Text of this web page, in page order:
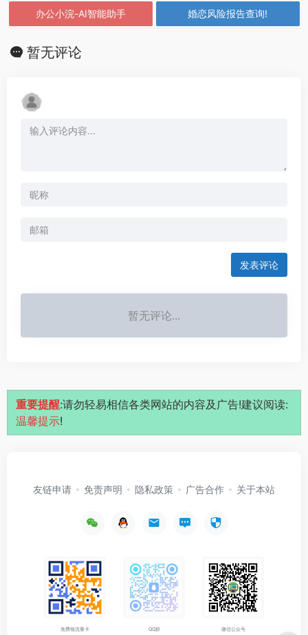
办公小浣-AI智能助手 婚恋风险报告查询!
暂无评论
发表评论
暂无评论...
重要提醒:请勿轻易相信各类网站的内容及广告!建议阅读:
温馨提示!
友链申请 免责声明 隐私政策 广告合作 关于本站
免费领流量卡 QQ群 微信公众号